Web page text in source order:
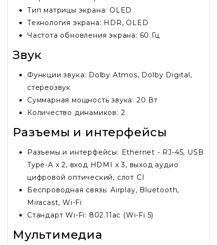
Тип матрицы экрана: OLED
Технология экрана: HDR, OLED
Частота обновления экрана: 60 Гц
Звук
Функции звука: Dolby Atmos, Dolby Digital,
стереозвук
Суммарная мощность звука: 20 Вт
Количество динамиков: 2
Разъемы и интерфейсы
Разъемы и интерфейсы: Ethernet - RJ-45, USB
Type-A x 2, вход HDMI x 3, выход аудио
цифровой оптический, слот CI
Беспроводная связь: Airplay, Bluetooth,
Miracast, Wi-Fi
Стандарт Wi-Fi: 802.11ac (Wi-Fi 5)
Мультимедиа